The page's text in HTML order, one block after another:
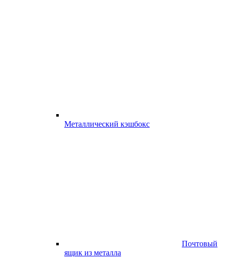
Металлический кэшбокс
Почтовый
ящик из металла